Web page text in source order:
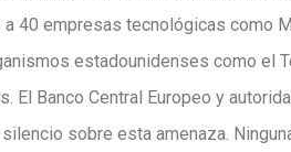
40 empresas tecnológicas como
estadounidenses como el
El Banco Central Europeo y
sobre esta amenaza.